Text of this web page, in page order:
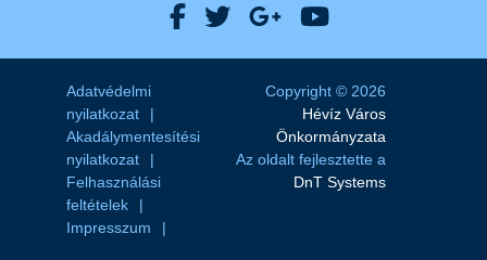
Hévíz Város Facebook
Hévíz Város X
Hévíz Város
Hévíz Város
Adatvédelmi
nyilatkozat
Akadálymentesítési
nyilatkozat
Felhasználási
feltételek
Impresszum
Copyright © 2026
Hévíz Város
Önkormányzata
Az oldalt fejlesztette a
DnT Systems